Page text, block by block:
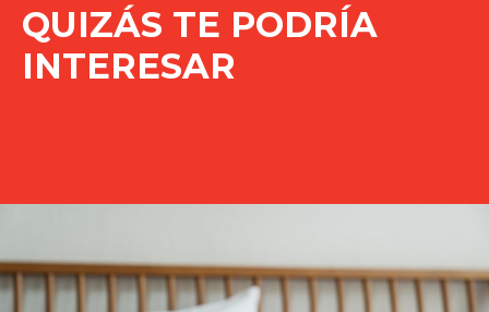
QUIZÁS TE PODRÍA
INTERESAR